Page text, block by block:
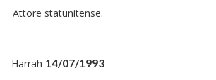
Attore statunitense.
Harrah 14/07/1993